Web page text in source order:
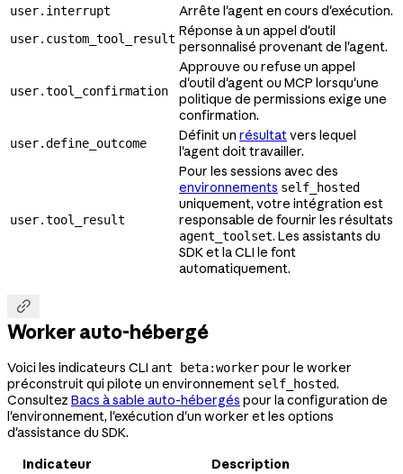
user.interrupt Arrête l'agent en cours d'exécution.
user.custom_tool_result Réponse à un appel d'outil
personnalisé provenant de l'agent.
user.tool_confirmation
Approuve ou refuse un appel
d'outil d'agent ou MCP lorsqu'une
politique de permissions exige une
confirmation.
user.define_outcome Définit un résultatvers lequel
l'agent doit travailler.
user.tool_result
Pour les sessions avec des
environnements self_hosted
uniquement, votre intégration est
responsable de fournir les résultats
agent_toolset. Les assistants du
SDK et la CLI le font
automatiquement.

Worker auto-hébergé
Voici les indicateurs CLI ant beta:workerpour le worker
préconstruit qui pilote un environnement self_hosted.
Consultez Bacs à sable auto-hébergés pour la configuration de
l'environnement, l'exécution d'un worker et les options
d'assistance du SDK.
Indicateur
Description